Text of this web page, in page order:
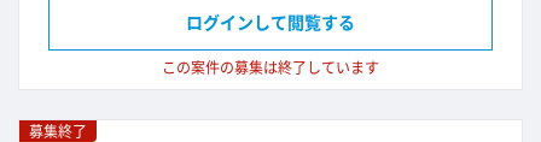
この案件の募集は終了しています
ログインして閲覧する
募集終了